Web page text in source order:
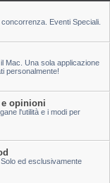
Eventi Speciali.
Mac. Una sola applicazione
personalmente!
opinioni
l'utilità e i modi per
ed esclusivamente